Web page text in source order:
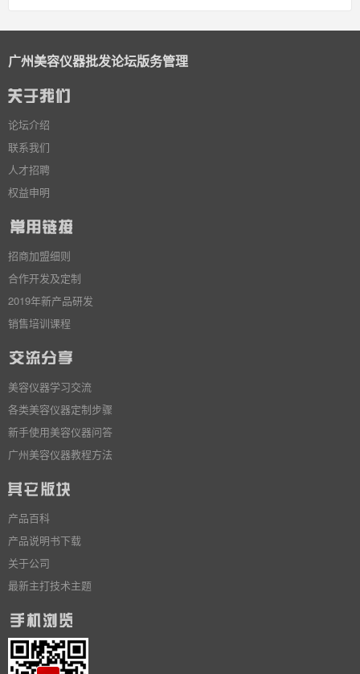
广州美容仪器批发论坛版务管理
论坛介绍
联系我们
人才招聘
权益申明
招商加盟细则
合作开发及定制
2019年新产品研发
销售培训课程
美容仪器学习交流
各类美容仪器定制步骤
新手使用美容仪器问答
广州美容仪器教程方法
产品百科
产品说明书下载
关于公司
最新主打技术主题